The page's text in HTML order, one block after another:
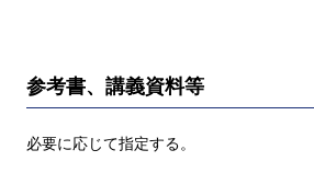
参考書、講義資料等
必要に応じて指定する。